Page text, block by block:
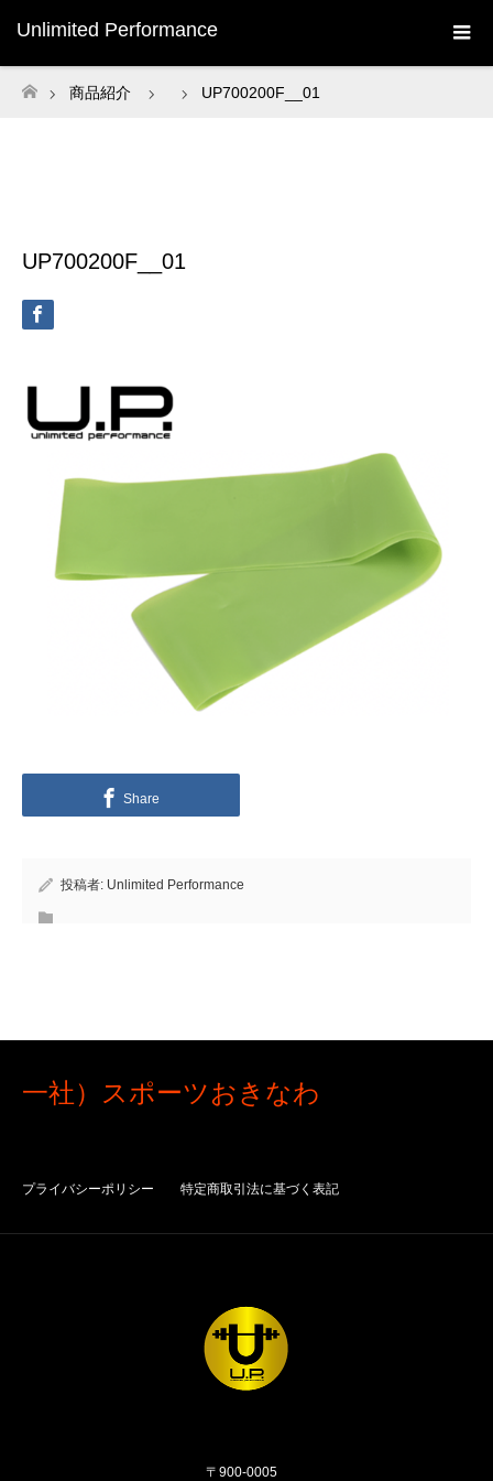
Unlimited Performance
ホーム
商品紹介 UP700200F__01
UP700200F__01
Share
投稿者: Unlimited Performance
一社）スポーツおきなわ
プライバシーポリシー 特定商取引法に基づく表記
〒900-0005